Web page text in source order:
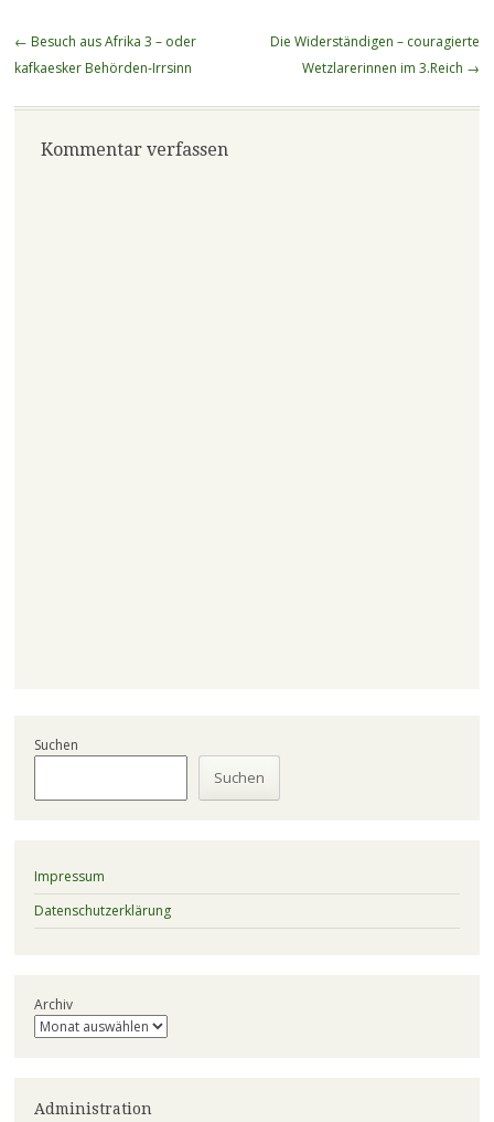
Beitragsnavigation
← Besuch aus Afrika 3 – oder
kafkaesker Behörden-Irrsinn
Die Widerständigen – couragierte
Wetzlarerinnen im 3.Reich →
Kommentar verfassen
Suchen
Suchen
Impressum
Datenschutzerklärung
Archiv
Administration